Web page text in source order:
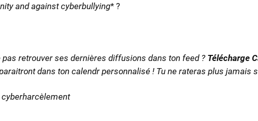
and against cyberbullying* ?
retrouver ses dernières diffusions dans ton feed ? Télécharge
dans ton calendr personnalisé ! Tu ne rateras plus jamais